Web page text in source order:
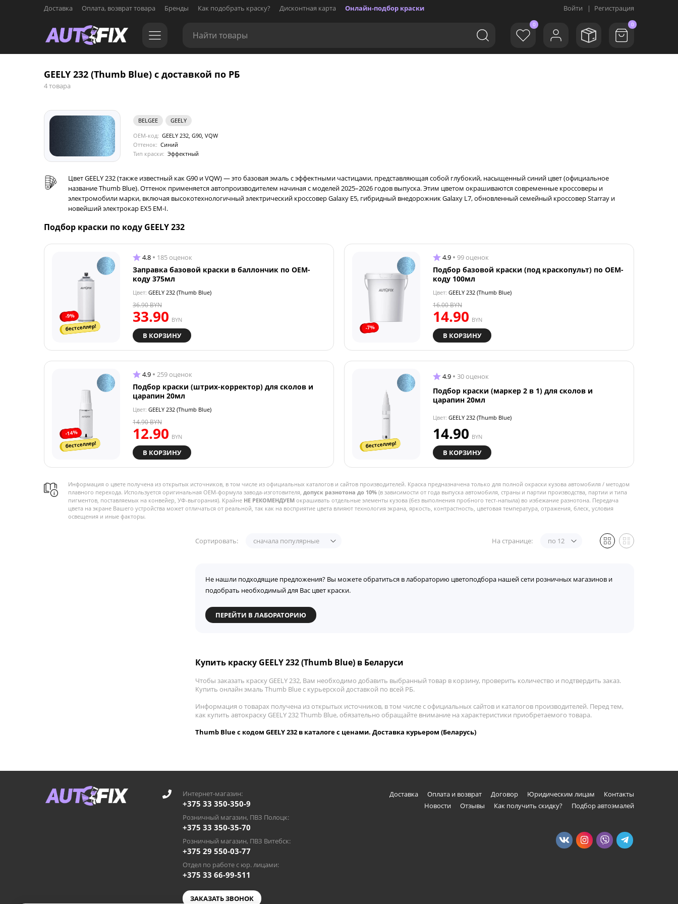
Доставка Оплата, возврат товара Бренды Как подобрать краску? Дисконтная карта Онлайн-подбор краски Войти | Регистрация
0 0
GEELY 232 (Thumb Blue) с доставкой по РБ
4 товара
BELGEE
GEELY
OEM-код: GEELY 232, G90, VQW
Оттенок: Синий
Тип краски: Эффектный
Цвет GEELY 232 (также известный как G90 и VQW) — это базовая эмаль с эффектными частицами, представляющая собой глубокий, насыщенный синий цвет (официальное
название Thumb Blue). Оттенок применяется автопроизводителем начиная с моделей 2025–2026 годов выпуска. Этим цветом окрашиваются современные кроссоверы и
электромобили марки, включая высокотехнологичный электрический кроссовер Galaxy E5, гибридный внедорожник Galaxy L7, обновленный семейный кроссовер Starray и
новейший электрокар EX5 EM-I.
Подбор краски по коду GEELY 232
-9%
бестселлер!
4.8 185 оценок
Заправка базовой краски в баллончик по OEM-
коду 375мл
Цвет: GEELY 232 (Thumb Blue)
33.90 BYN
36.90BYN
В КОРЗИНУ
-7%
4.9 99 оценок
Подбор базовой краски (под краскопульт) по OEM-
коду 100мл
Цвет: GEELY 232 (Thumb Blue)
14.90 BYN
16.00BYN
В КОРЗИНУ
-14%
бестселлер!
4.9 259 оценок
Подбор краски (штрих-корректор) для сколов и
царапин 20мл
Цвет: GEELY 232 (Thumb Blue)
12.90 BYN
14.90BYN
В КОРЗИНУ
бестселлер!
4.9 30 оценок
Подбор краски (маркер 2 в 1) для сколов и
царапин 20мл
Цвет: GEELY 232 (Thumb Blue)
14.90 BYN
В КОРЗИНУ
Информация о цвете получена из открытых источников, в том числе из официальных каталогов и сайтов производителей. Краска предназначена только для полной окраски кузова автомобиля / методом
плавного перехода. Используется оригинальная OEM-формула завода-изготовителя, допуск разнотона до 10% (в зависимости от года выпуска автомобиля, страны и партии производства, партии и типа
пигментов, поставляемых на конвейер, УФ-выгорания). Крайне НЕ РЕКОМЕНДУЕМ окрашивать отдельные элементы кузова (без выполнения пробного тест-напыла) во избежание разнотона. Передача
цвета на экране Вашего устройства может отличаться от реальной, так как на восприятие цвета влияют технология экрана, яркость, контрастность, цветовая температура, отражения, блеск, условия
освещения и иные факторы.
Сортировать: сначала популярные На странице: по 12
Не нашли подходящие предложения? Вы можете обратиться в лабораторию цветоподбора нашей сети розничных магазинов и
подобрать необходимый для Вас цвет краски.
ПЕРЕЙТИ В ЛАБОРАТОРИЮ
Купить краску GEELY 232 (Thumb Blue) в Беларуси
Чтобы заказать краску GEELY 232, Вам необходимо добавить выбранный товар в корзину, проверить количество и подтвердить заказ.
Купить онлайн эмаль Thumb Blue с курьерской доставкой по всей РБ.
Информация о товарах получена из открытых источников, в том числе с официальных сайтов и каталогов производителей. Перед тем,
как купить автокраску GEELY 232 Thumb Blue, обязательно обращайте внимание на характеристики приобретаемого товара.
Thumb Blue с кодом GEELY 232 в каталоге с ценами. Доставка курьером (Беларусь)
Интернет-магазин:
+375 33 350-350-9
Розничный магазин, ПВЗ Полоцк:
+375 33 350-35-70
Розничный магазин, ПВЗ Витебск:
+375 29 550-03-77
Отдел по работе с юр. лицами:
+375 33 66-99-511
ЗАКАЗАТЬ ЗВОНОК
Доставка Оплата и возврат Договор Юридическим лицам
Контакты
Новости
Отзывы Как получить скидку? Подбор автоэмалей